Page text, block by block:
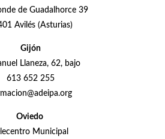
de Guadalhorce 39
Avilés (Asturias)
Gijón
Llaneza, 62, bajo
613 652 255
Oviedo
Municipal